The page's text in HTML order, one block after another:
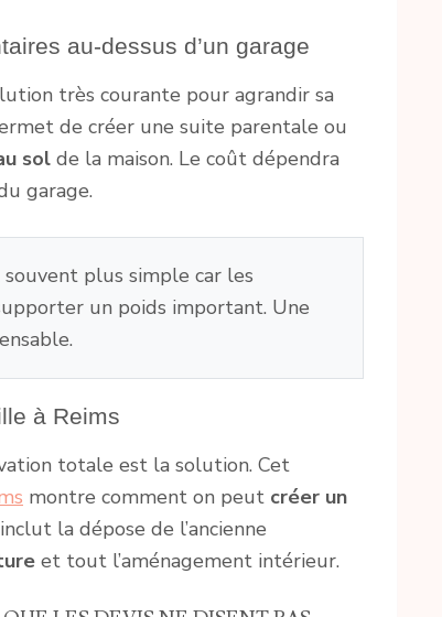
au-dessus d’un garage
très courante pour agrandir sa
de créer une suite parentale ou
sol de la maison. Le coût dépendra
garage.
plus simple car les
un poids important. Une
à Reims
totale est la solution. Cet
montre comment on peut créer un
la dépose de l’ancienne
et tout l’aménagement intérieur.